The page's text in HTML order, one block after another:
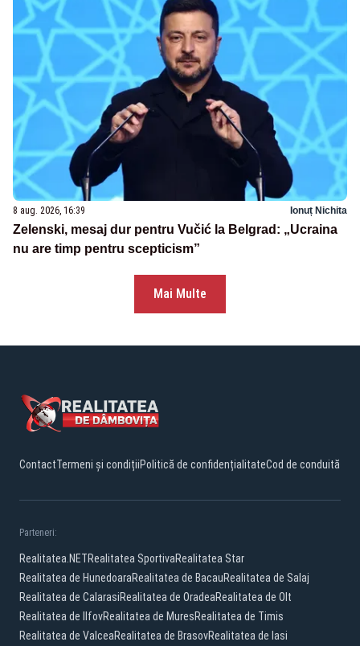
8 aug. 2026, 16:39 Ionuț Nichita
Zelenski, mesaj dur pentru Vučić la Belgrad: „Ucraina
nu are timp pentru scepticism”
Mai Multe
ContactTermeni și condițiiPolitică de confidențialitateCod de conduită
Parteneri:
Realitatea.NETRealitatea SportivaRealitatea Star
Realitatea de HunedoaraRealitatea de BacauRealitatea de Salaj
Realitatea de CalarasiRealitatea de OradeaRealitatea de Olt
Realitatea de IlfovRealitatea de MuresRealitatea de Timis
Realitatea de ValceaRealitatea de BrasovRealitatea de Iasi